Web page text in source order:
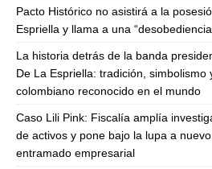
Pacto Histórico no asistirá a la
Espriella y llama a una
La historia detrás de la banda
De La Espriella: tradición, simbolismo
colombiano reconocido en el mundo
Caso Lili Pink: Fiscalía amplía
de activos y pone bajo la lupa a
entramado empresarial